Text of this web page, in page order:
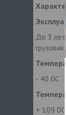
До 3
- 40 0С
+ 109